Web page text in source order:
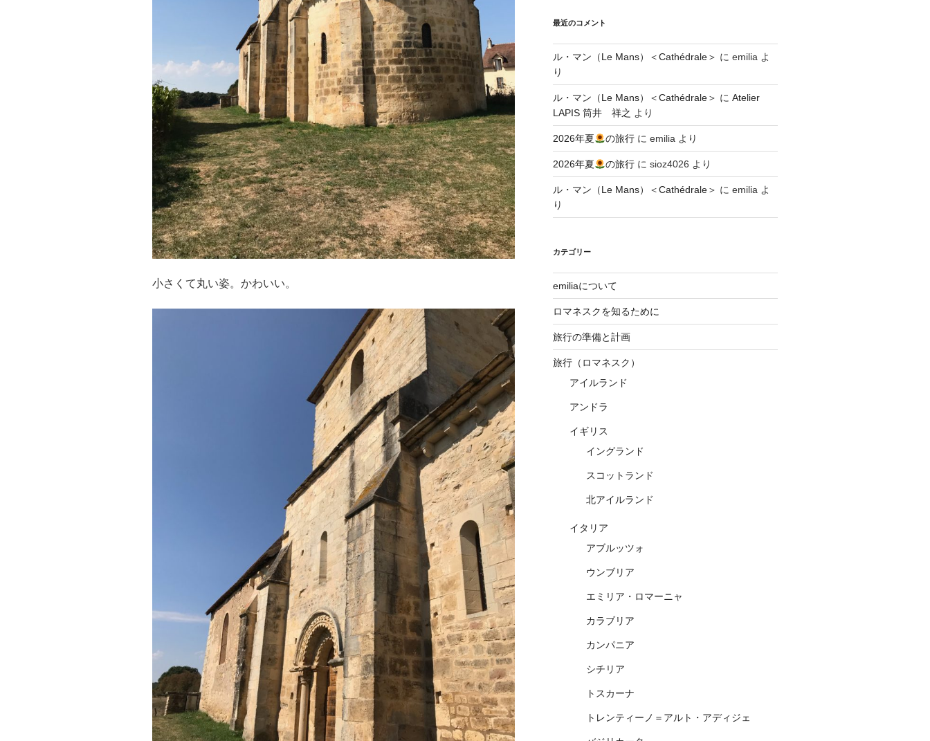
小さくて丸い姿。かわいい。
最近のコメント
ル・マン（Le Mans）＜Cathédrale＞ に emiliaよ
り
ル・マン（Le Mans）＜Cathédrale＞ に Atelier
LAPIS 筒井 祥之 より
2026年夏 の旅行に emiliaより
2026年夏 の旅行に sioz4026 より
ル・マン（Le Mans）＜Cathédrale＞ に emiliaよ
り
カテゴリー
emiliaについて
ロマネスクを知るために
旅行の準備と計画
旅行（ロマネスク）
アイルランド
アンドラ
イギリス
イングランド
スコットランド
北アイルランド
イタリア
アブルッツォ
ウンブリア
エミリア・ロマーニャ
カラブリア
カンパニア
シチリア
トスカーナ
トレンティーノ＝アルト・アディジェ